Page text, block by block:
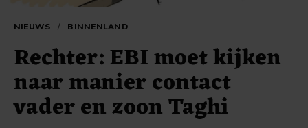
NIEUWS / BINNENLAND
Rechter: EBI moet kijken
naar manier contact
vader en zoon Taghi